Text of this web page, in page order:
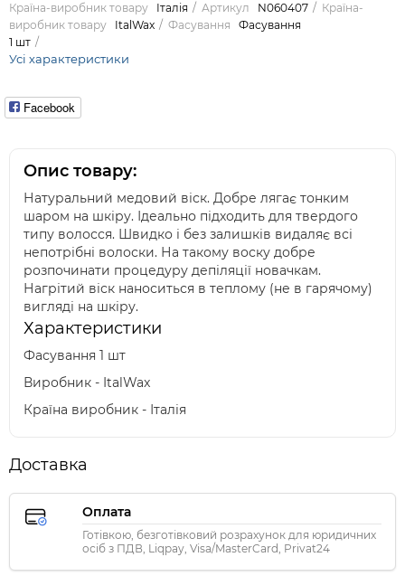
Країна-виробник товару Італія Артикул N060407
Країна-
виробник товару
ItalWax Фасування
Фасування
1 шт
Усі характеристики
Facebook
Опис товару:
Натуральний медовий віск. Добре лягає тонким
шаром на шкіру. Ідеально підходить для твердого
типу волосся. Швидко і без залишків видаляє всі
непотрібні волоски. На такому воску добре
розпочинати процедуру депіляції новачкам.
Нагрітий віск наноситься в теплому (не в гарячому)
вигляді на шкіру.
Характеристики
Фасування 1 шт
Виробник - ItalWax
Країна виробник - Італія
Доставка
Оплата
Готівкою, безготівковий розрахунок для юридичних
осіб з ПДВ, Liqpay, Visa/MasterCard, Privat24